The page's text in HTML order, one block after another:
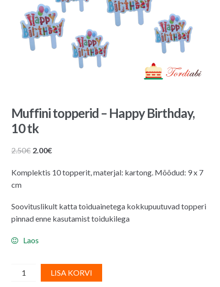
Muffini topperid – Happy Birthday,
10 tk
2.50€ Algne
oli:
2.00€Praegune
on:
Komplektis 10 topperit, materjal: kartong. Mõõdud: 9 x 7
cm
Soovituslikult katta toiduainetega kokkupuutuvad topperi
pinnad enne kasutamist toidukilega
Laos
Muffini
topperid
LISA KORVI